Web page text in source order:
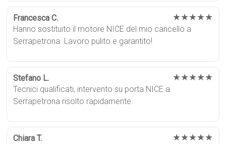
Francesca C. ★★★★★
Hanno sostituito il motore NICE del mio cancello a
Serrapetrona. Lavoro pulito e garantito!
Stefano L. ★★★★★
Tecnici qualificati, intervento su porta NICE a
Serrapetrona risolto rapidamente.
Chiara T. ★★★★★